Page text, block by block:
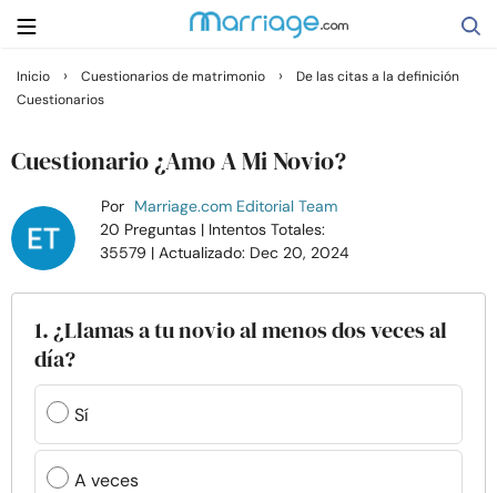
Buscar
Relaciones
Familia
Ayuda
Cursos
Inicio › Cuestionarios de matrimonio ›
De las citas a la definición
Cuestionarios
Cuestionario ¿Amo A Mi Novio?
Por Marriage.com Editorial Team
20 Preguntas | Intentos Totales:
35579 | Actualizado: Dec 20, 2024
1. ¿Llamas a tu novio al menos dos veces al
día?
Sí
A veces